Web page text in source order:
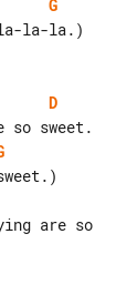
G
la-la-la.)
D